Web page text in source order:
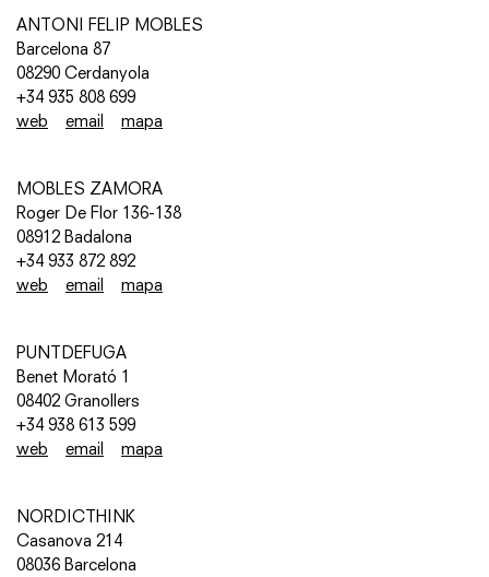
ANTONI FELIP MOBLES
Barcelona 87
08290 Cerdanyola
+34 935 808 699
web
email mapa
MOBLES ZAMORA
Roger De Flor 136-138
08912 Badalona
+34 933 872 892
web
email mapa
PUNTDEFUGA
Benet Morató 1
08402 Granollers
+34 938 613 599
web
email mapa
NORDICTHINK
Casanova 214
08036 Barcelona